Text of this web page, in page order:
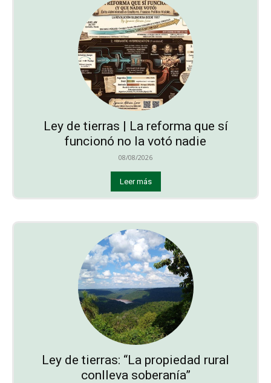
Ley de tierras | La reforma que sí
funcionó no la votó nadie
08/08/2026
Leer más
Ley de tierras: “La propiedad rural
conlleva soberanía”